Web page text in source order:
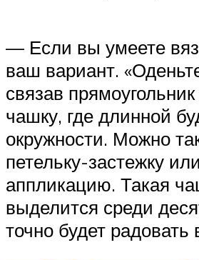
— Если вы умеете
ваш вариант.
связав
чашку, где длинной
окружности. Можно
петельку-застежку
аппликацию. Такая
выделится среди
точно будет радовать